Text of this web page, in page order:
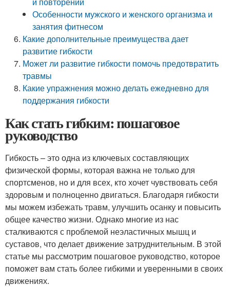
Особенности мужского и женского организма и
занятия фитнесом
Какие дополнительные преимущества дает
развитие гибкости
Может ли развитие гибкости помочь предотвратить
травмы
Какие упражнения можно делать ежедневно для
поддержания гибкости
Как стать гибким: пошаговое
руководство
Гибкость – это одна из ключевых составляющих
физической формы, которая важна не только для
спортсменов, но и для всех, кто хочет чувствовать себя
здоровым и полноценно двигаться. Благодаря гибкости
мы можем избежать травм, улучшить осанку и повысить
общее качество жизни. Однако многие из нас
сталкиваются с проблемой неэластичных мышц и
суставов, что делает движение затруднительным. В этой
статье мы рассмотрим пошаговое руководство, которое
поможет вам стать более гибкими и уверенными в своих
движениях.